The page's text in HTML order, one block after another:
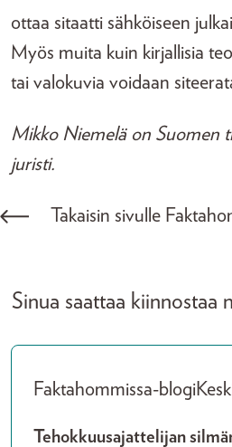
ottaa sitaatti sähköiseen
Myös muita kuin kirjallisia
tai valokuvia voidaan
Mikko Niemelä on Suomen
juristi.
Takaisin sivulle
Sinua saattaa kiinnostaa
Faktahommissa-blogi
Tehokkuusajattelijan